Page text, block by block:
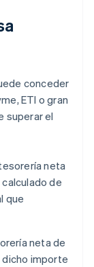
conceder
ETI o gran
superar el
neta
de
que
neta de
dicho importe